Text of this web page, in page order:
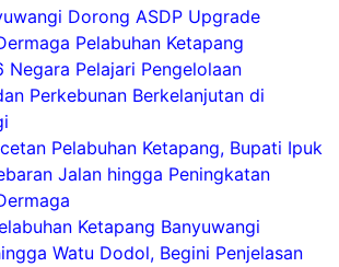
Dorong ASDP Upgrade
Pelabuhan Ketapang
Negara Pelajari Pengelolaan
Perkebunan Berkelanjutan di
Pelabuhan Ketapang, Bupati Ipuk
Jalan hingga Peningkatan
Ketapang Banyuwangi
Watu Dodol, Begini Penjelasan